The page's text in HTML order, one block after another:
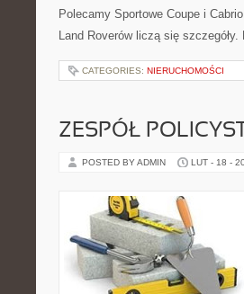
Polecamy Sportowe Coupe i
Land Roverów liczą się
CATEGORIES: NIERUCHOMOŚCI
ZESPÓŁ
POSTED BY ADMIN LUT - 18 -